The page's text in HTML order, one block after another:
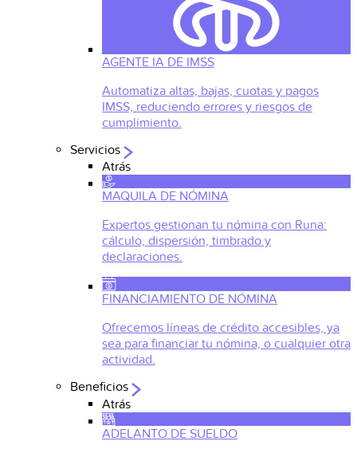
AGENTE IA DE IMSS
Automatiza altas, bajas, cuotas y pagos
IMSS, reduciendo errores y riesgos de
cumplimiento.
Servicios
Atrás
MAQUILA DE NÓMINA
Expertos gestionan tu nómina con Runa:
cálculo, dispersión, timbrado y
declaraciones.
FINANCIAMIENTO DE NÓMINA
Ofrecemos líneas de crédito accesibles, ya
sea para financiar tu nómina, o cualquier otra
actividad.
Beneficios
Atrás
ADELANTO DE SUELDO